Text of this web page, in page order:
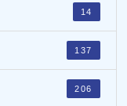
14
137
206